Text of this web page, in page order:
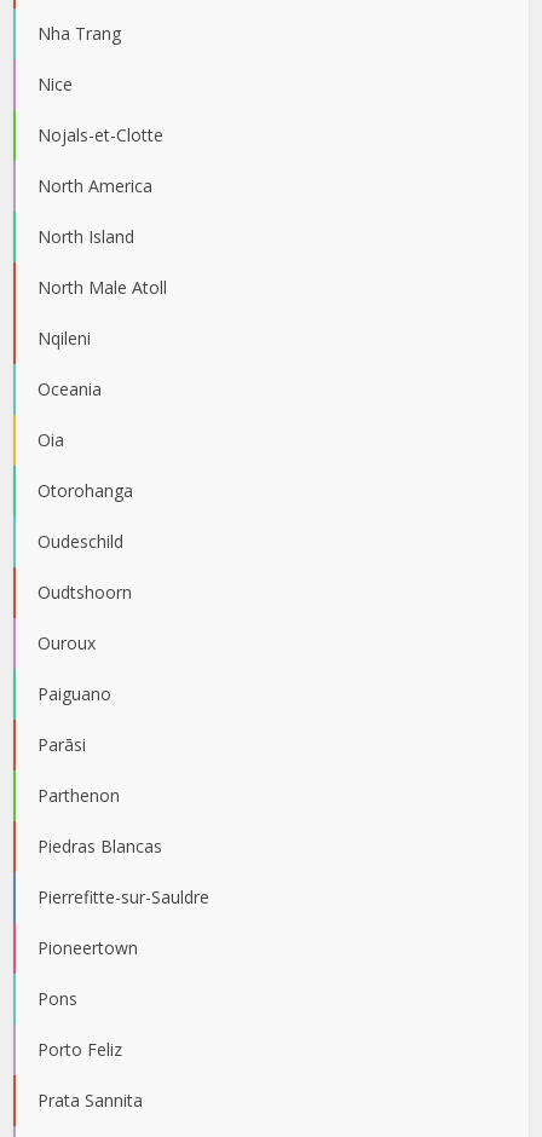
Nha Trang
Nice
Nojals-et-Clotte
North America
North Island
North Male Atoll
Nqileni
Oceania
Oia
Otorohanga
Oudeschild
Oudtshoorn
Ouroux
Paiguano
Parāsi
Parthenon
Piedras Blancas
Pierrefitte-sur-Sauldre
Pioneertown
Pons
Porto Feliz
Prata Sannita